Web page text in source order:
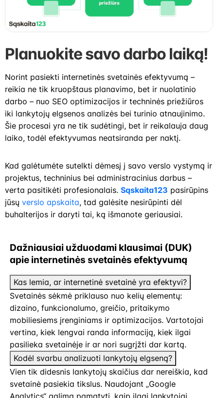
Planuokite savo darbo laiką!
Norint pasiekti internetinės svetainės efektyvumą –
reikia ne tik kruopštaus planavimo, bet ir nuolatinio
darbo – nuo SEO optimizacijos ir techninės priežiūros
iki lankytojų elgsenos analizės bei turinio atnaujinimo.
Šie procesai yra ne tik sudėtingi, bet ir reikalauja daug
laiko, todėl efektyvumas neatsiranda per naktį.
Kad galėtumėte sutelkti dėmesį į savo verslo vystymą ir
projektus, techninius bei administracinius darbus –
verta pasitikėti profesionalais. Sąskaita123 pasirūpins
jūsų verslo apskaita, tad galėsite nesirūpinti dėl
buhalterijos ir daryti tai, ką išmanote geriausiai.
Dažniausiai užduodami klausimai (DUK)
apie internetinės svetainės efektyvumą
Kas lemia, ar internetinė svetainė yra efektyvi?
Svetainės sėkmė priklauso nuo kelių elementų:
dizaino, funkcionalumo, greičio, pritaikymo
mobiliesiems įrenginiams ir optimizacijos. Vartotojai
vertina, kiek lengvai randa informaciją, kiek ilgai
pasilieka svetainėje ir ar nori sugrįžti dar kartą.
Kodėl svarbu analizuoti lankytojų elgseną?
Vien tik didesnis lankytojų skaičius dar nereiškia, kad
svetainė pasiekia tikslus. Naudojant „Google